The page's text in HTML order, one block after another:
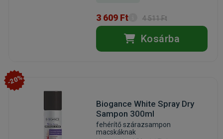
3 609 Ft 4 511 Ft
Kosárba
-20%
Biogance White Spray Dry
Sampon 300ml
fehérítő szárazsampon
macskáknak